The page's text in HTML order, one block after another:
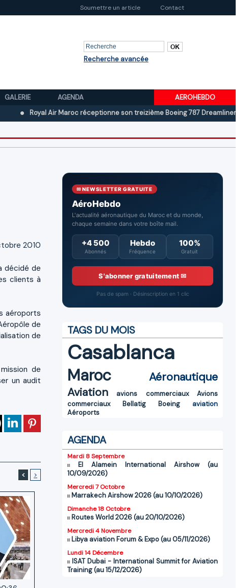
Soumettre un article Contact
Recherche avancée
GALERIE AGENDA
AEROHEBDO
Royal Air Maroc réceptionne son treizième Boeing 787 Dreamliner
Boeing
2010
décidé de
clients à
aéroports
de
de
de
un audit
< >
✉ NEWSLETTER GRATUITE
AéroHebdo
L'actualité aéronautique du Maroc et du monde,
chaque semaine dans votre boîte mail.
+4 500
Abonnés
Hebdo
Fréquence
100%
Gratuit
S'abonner gratuitement ✉
Pas de spam · Désinscription en 1 clic
TAGS DU MOIS
Casablanca
Maroc
Aéronautique
Aviation
avions commerciaux
Avions
commerciaux
Bellatig Boeing
aviation
Aéroports
AGENDA
Mardi 8 Septembre
El Alamein International Airshow (au
10/09/2026)
Mercredi 7 Octobre
Marrakech Airshow 2026 (au 10/10/2026)
Dimanche 18 Octobre
Routes World 2026 (au 20/10/2026)
Mercredi 4 Novembre
Libya aviation Forum & Expo (au 05/11/2026)
Lundi 14 Décembre
ISAT Dubai - International Summit for Aviation
Training (au 15/12/2026)